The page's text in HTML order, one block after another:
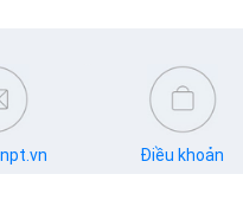
Điều khoản